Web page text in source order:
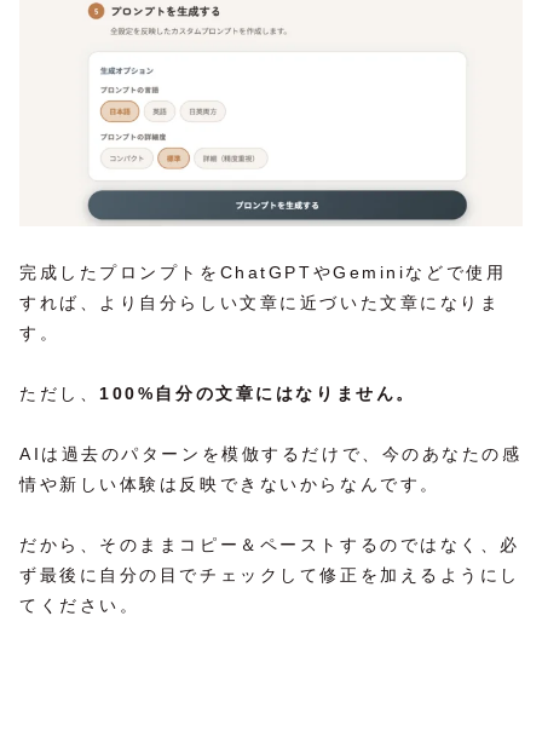
完成したプロンプトをChatGPTやGeminiなどで使用
すれば、より自分らしい文章に近づいた文章になりま
す。
ただし、 100%自分の文章にはなりません。
AIは過去のパターンを模倣するだけで、今のあなたの感
情や新しい体験は反映できないからなんです。
だから、そのままコピー＆ペーストするのではなく、必
ず最後に自分の目でチェックして修正を加えるようにし
てください。